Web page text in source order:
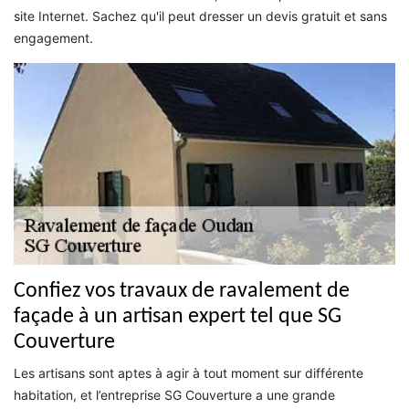
site Internet. Sachez qu'il peut dresser un devis gratuit et sans
engagement.
Confiez vos travaux de ravalement de
façade à un artisan expert tel que SG
Couverture
Les artisans sont aptes à agir à tout moment sur différente
habitation, et l’entreprise SG Couverture a une grande